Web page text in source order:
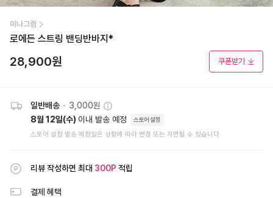
미나그램
로에든 스트링 밴딩반바지*
28,900원 쿠폰받기
일반배송 • 3,000원
8월 12일(수) 이내 발송 예정 스토어설정
스토어 설정 발송 예정일은 상황에 따라 변경 또는 지연될 수 있습니다.
리뷰 작성하면 최대 300P 적립
결제 혜택